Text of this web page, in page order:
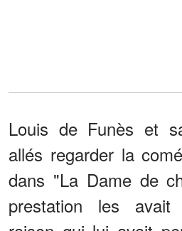
Louis de Funès et
allés regarder la
dans "La Dame de
prestation les avait